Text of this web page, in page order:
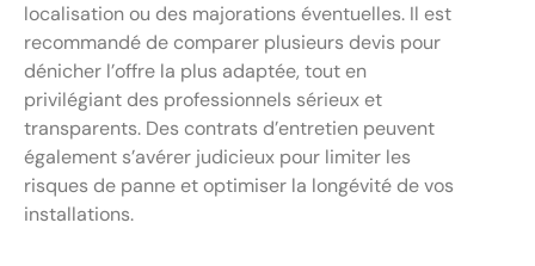
localisation ou des majorations éventuelles. Il est
recommandé de comparer plusieurs devis pour
dénicher l’offre la plus adaptée, tout en
privilégiant des professionnels sérieux et
transparents. Des contrats d’entretien peuvent
également s’avérer judicieux pour limiter les
risques de panne et optimiser la longévité de vos
installations.